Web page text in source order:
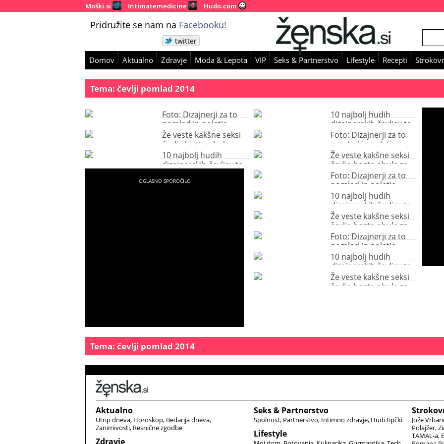
Moški.si Intimatemedicine Hudo.com
Pridružite se nam na Facebooku!
twitter
Domov Aktualno Zdravje Moda & Lepota VIP Seks & Partnerstvo Lifestyle Recepti
Tema: čevlji pomlad 2014
Foto: Dizajnerji za to
pomlad in poletje
zapovedujejo hudo
pisane čevlje
10 najbolj hudih
dizajnerskih čevljev te
pomladi
Že veste kakšne seksi
čevlje boste obule za
valentinovo?
Foto: Dizajnerji za to
pomlad in poletje
zapovedujejo hudo
pisane čevlje
10 najbolj hudih
dizajnerskih čevljev te
Že veste kakšne seksi
čevlje boste obule za
valentinovo?
Foto: Dizajnerji za to
pomlad in poletje
zapovedujejo hudo
pisane čevlje
10 najbolj hudih
dizajnerskih čevljev te
pomladi
Že veste kakšne seksi
čevlje boste obule za
valentinovo?
Foto: Dizajnerji za to
pomlad in poletje
zapovedujejo hudo
pisane čevlje
10 najbolj hudih
dizajnerskih čevljev te
pomladi
Že veste kakšne seksi
čevlje boste obule za
Tema: čevlji pomlad 2014
Aktualno
Utrip dneva Horoskop Bedarija dneva
Zanimivosti Resnične zgodbe
Zdravje
Seks & Partnerstvo
Spolnost Partnerstvo Intimno zdravje Hudi tipčki
Lifestyle
Jože
Polajžer
TAMAL-a